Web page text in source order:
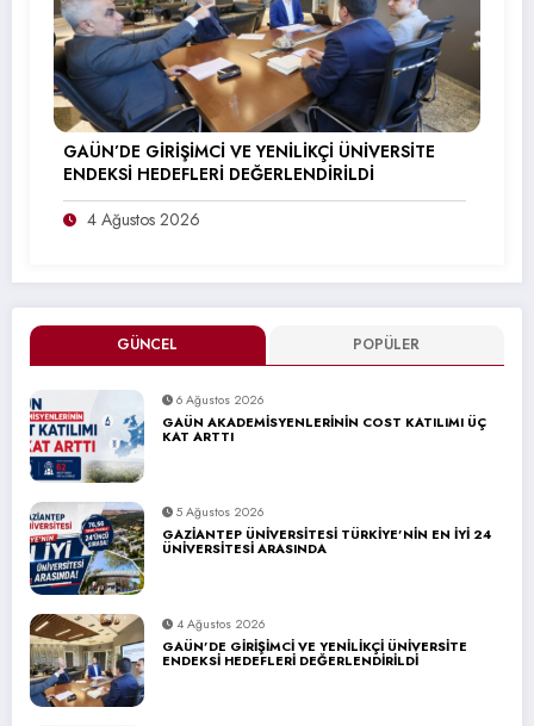
GÜNCEL POPÜLER
6 Ağustos 2026
GAÜN AKADEMİSYENLERİNİN COST KATILIMI ÜÇ
KAT ARTTI
5 Ağustos 2026
GAZİANTEP ÜNİVERSİTESİ TÜRKİYE’NİN EN İYİ 24
ÜNİVERSİTESİ ARASINDA
4 Ağustos 2026
GAÜN’DE GİRİŞİMCİ VE YENİLİKÇİ ÜNİVERSİTE
ENDEKSİ HEDEFLERİ DEĞERLENDİRİLDİ
GAÜN’DE GİRİŞİMCİ VE YENİLİKÇİ ÜNİVERSİTE
ENDEKSİ HEDEFLERİ DEĞERLENDİRİLDİ
4 Ağustos 2026